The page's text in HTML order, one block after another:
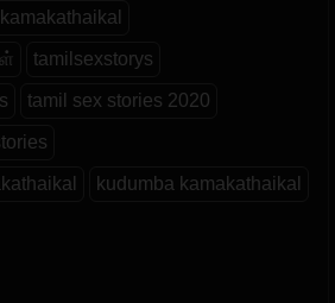
tamilsexstorys
tamil sex stories 2020
kudumba kamakathaikal